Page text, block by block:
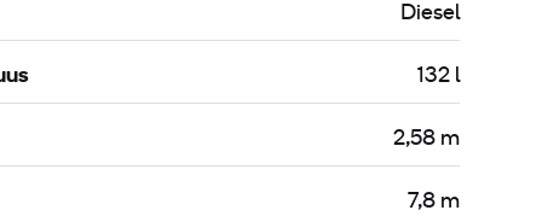
Diesel
132 l
2,58 m
7,8 m